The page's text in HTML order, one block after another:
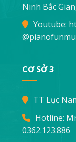
Ninh Bắc
Youtube:
CƠ SỞ 3
TT Lục
Hotline:
0362.123.886